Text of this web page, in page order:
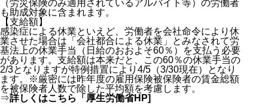
（労災保険のみ適用されているアルバイト等）の労働者
も助成対象に含まれます。
【支給額】
感染症による休業といえど、労働者を会社命令により休
業させた場合は「会社都合による休業」とみなされて労
基法上の休業手当（日給のおおよそ60％）を支払う必要
があります。支給額は本来だと、この60％の休業手当の
2/3となりますが特例措置により4/5（3/30現在）となり
ます。※厳密には昨年度の雇用保険被保険者の賃金総額
を被保険者人数で除した平均額を考慮します。
⇒詳しくはこちら「厚生労働省HP]